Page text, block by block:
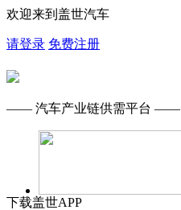
欢迎来到盖世汽车
请登录 免费注册
—— 汽车产业链供需平台 ——
下载盖世APP